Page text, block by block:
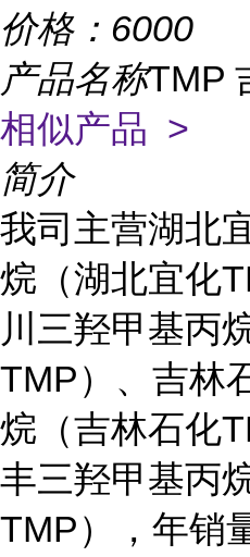
价格： 6000
产品名称TMP
相似产品 >
简介
我司主营湖北
烷（湖北宜化
川三羟甲基丙
TMP）、吉林
烷（吉林石化
丰三羟甲基丙
TMP），年销